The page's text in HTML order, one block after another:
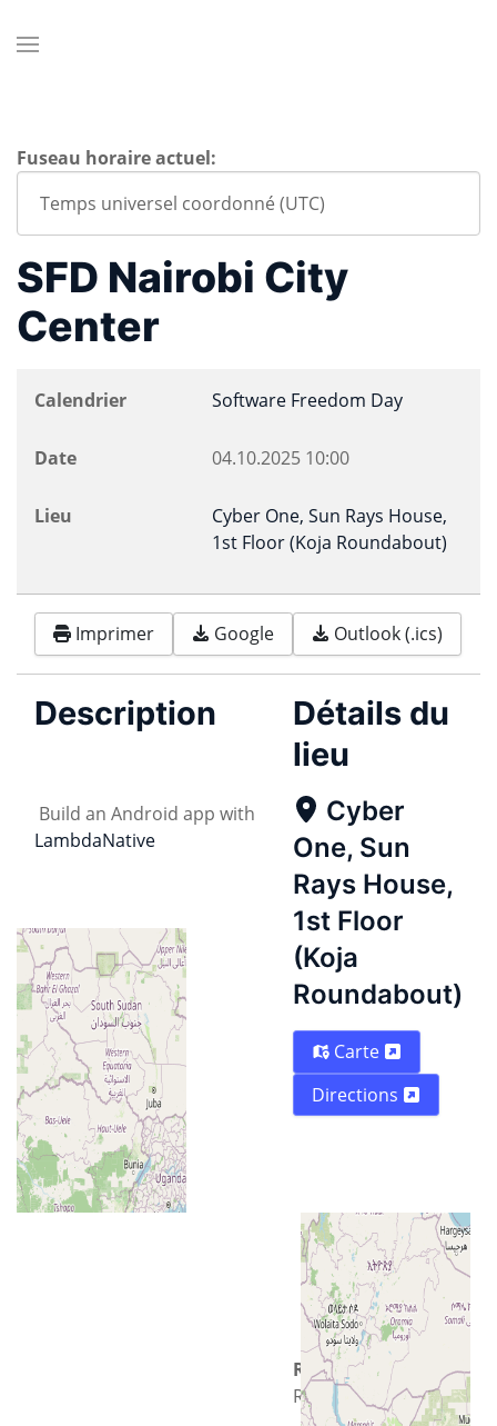
Fuseau horaire actuel:
SFD Nairobi City
Center
Calendrier Software Freedom Day
Date 04.10.2025 10:00
Lieu
Cyber One, Sun Rays House,
1st Floor (Koja Roundabout)
Imprimer Google Outlook (.ics)
Description
Build an Android app with
LambdaNative
Détails du
lieu
Cyber
One, Sun
Rays House,
1st Floor
(Koja
Roundabout)
Carte
Directions
Rue
River Road